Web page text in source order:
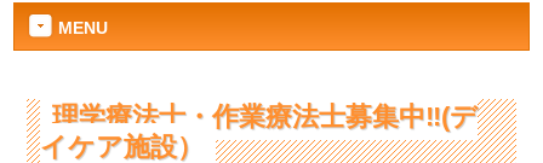
MENU
理学療法士・作業療法士募集中‼(デ
イケア施設）